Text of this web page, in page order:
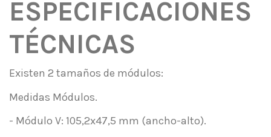
ESPECIFICACIONES
TÉCNICAS
Existen 2 tamaños de módulos:
Medidas Módulos.
- Módulo V: 105,2x47,5 mm (ancho-alto).